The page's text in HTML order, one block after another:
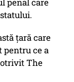
penal care
țară care
pentru ce a
The